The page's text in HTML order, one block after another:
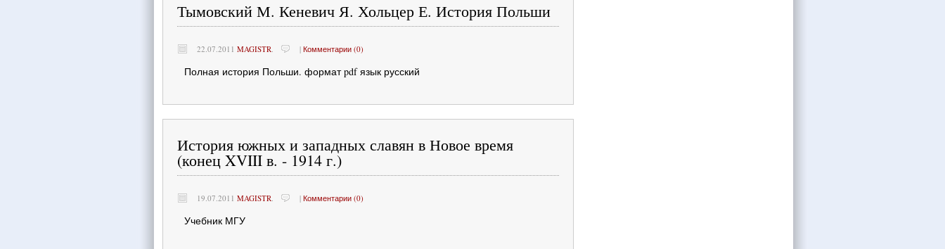
Тымовский М. Кеневич Я. Хольцер Е. История Польши
22.07.2011 MAGISTR. | Комментарии (0)
Полная история Польши. формат pdf язык русский
История южных и западных славян в Новое время
(конец XVIII в. - 1914 г.)
19.07.2011 MAGISTR. | Комментарии (0)
Учебник МГУ